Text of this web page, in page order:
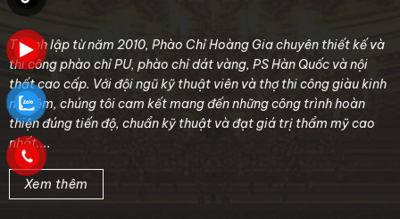
Thành lập từ năm 2010, Phào Chỉ Hoàng Gia chuyên thiết kế và
thi công phào chỉ PU, phào chỉ dát vàng, PS Hàn Quốc và nội
thất cao cấp. Với đội ngũ kỹ thuật viên và thợ thi công giàu kinh
nghiệm, chúng tôi cam kết mang đến những công trình hoàn
thiện đúng tiến độ, chuẩn kỹ thuật và đạt giá trị thẩm mỹ cao
nhất....
Xem thêm